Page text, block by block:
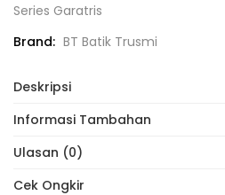
Series Garatris
Brand: BT Batik Trusmi
Deskripsi
Informasi Tambahan
Ulasan (0)
Cek Ongkir